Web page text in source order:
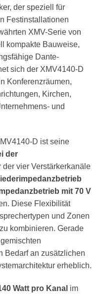
der speziell für
Festinstallationen
XMV-Serie von
kompakte Bauweise,
Dante-
sich der XMV4140-D
Konferenzräumen,
Kirchen,
und
D ist seine
der
der vier Verstärkerkanäle
mit 70 V
Diese Flexibilität
und Zonen
kombinieren. Gerade
Bedarf an zusätzlichen
erheblich.
Watt pro Kanal im